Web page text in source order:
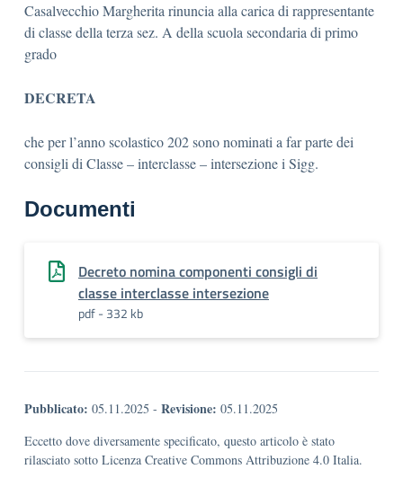
Casalvecchio Margherita rinuncia alla carica di rappresentante
di classe della terza sez. A della scuola secondaria di primo
grado
DECRETA
che per l’anno scolastico 202 sono nominati a far parte dei
consigli di Classe – interclasse – intersezione i Sigg.
Documenti
Decreto nomina componenti consigli di
classe interclasse intersezione
pdf - 332 kb
Pubblicato: 05.11.2025 - Revisione: 05.11.2025
Eccetto dove diversamente specificato, questo articolo è stato
rilasciato sotto Licenza Creative Commons Attribuzione 4.0 Italia.